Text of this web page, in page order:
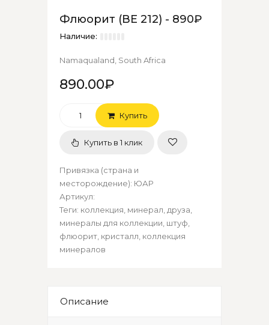
Флюорит (ВЕ 212) - 890₽
Наличие:
Namaqualand, South Africa
890.00₽
Купить
Купить в 1 клик
Привязка (страна и
месторождение): ЮАР
Артикул:
Теги: коллекция минерал друза
минералы для коллекции штуф
флюорит кристалл коллекция
минералов
Описание